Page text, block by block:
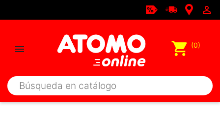

 shopping_cart (0)